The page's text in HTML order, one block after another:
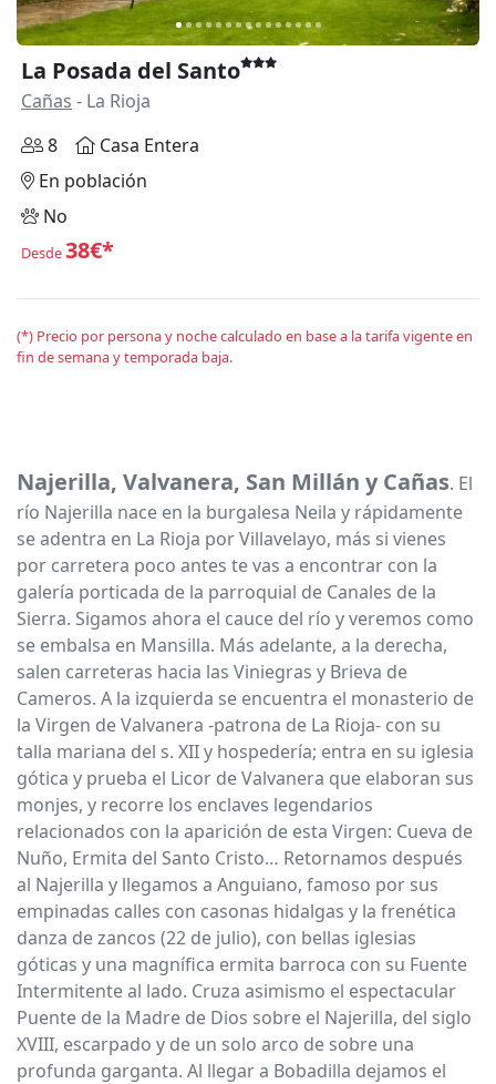
La Posada del Santo
Cañas - La Rioja
8
Casa Entera
En población
No
Desde38€*
(*) Precio por persona y noche calculado en base a la tarifa vigente en
fin de semana y temporada baja.
Najerilla, Valvanera, San Millán y Cañas. El
río Najerilla nace en la burgalesa Neila y rápidamente
se adentra en La Rioja por Villavelayo, más si vienes
por carretera poco antes te vas a encontrar con la
galería porticada de la parroquial de Canales de la
Sierra. Sigamos ahora el cauce del río y veremos como
se embalsa en Mansilla. Más adelante, a la derecha,
salen carreteras hacia las Viniegras y Brieva de
Cameros. A la izquierda se encuentra el monasterio de
la Virgen de Valvanera -patrona de La Rioja- con su
talla mariana del s. XII y hospedería; entra en su iglesia
gótica y prueba el Licor de Valvanera que elaboran sus
monjes, y recorre los enclaves legendarios
relacionados con la aparición de esta Virgen: Cueva de
Nuño, Ermita del Santo Cristo… Retornamos después
al Najerilla y llegamos a Anguiano, famoso por sus
empinadas calles con casonas hidalgas y la frenética
danza de zancos (22 de julio), con bellas iglesias
góticas y una magnífica ermita barroca con su Fuente
Intermitente al lado. Cruza asimismo el espectacular
Puente de la Madre de Dios sobre el Najerilla, del siglo
XVIII, escarpado y de un solo arco de sobre una
profunda garganta. Al llegar a Bobadilla dejamos el